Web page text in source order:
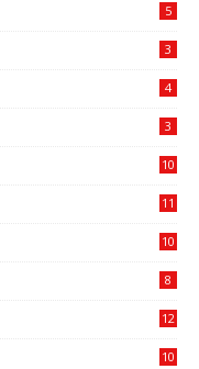
5
3
4
3
10
11
10
8
12
10